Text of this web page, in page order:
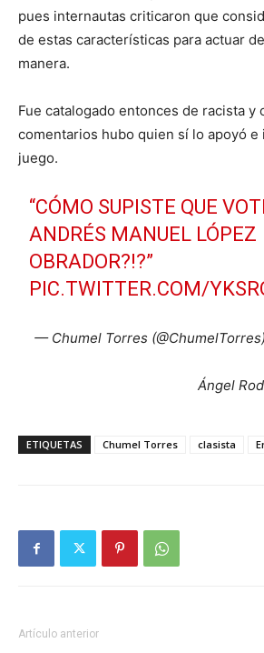
pues internautas criticaron que
de estas características para actuar
manera.
Fue catalogado entonces de racista y
comentarios hubo quien sí lo apoyó
juego.
“CÓMO SUPISTE QUE
ANDRÉS MANUEL LÓPEZ
OBRADOR?!?”
PIC.TWITTER.COM/
— Chumel Torres (@ChumelTorres)
Ángel
ETIQUETAS Chumel Torres clasista
Artículo anterior